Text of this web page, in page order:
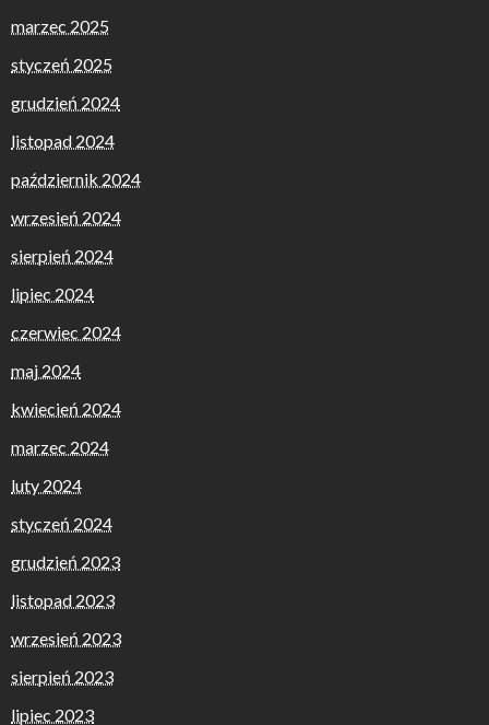
marzec 2025
styczeń 2025
grudzień 2024
listopad 2024
październik 2024
wrzesień 2024
sierpień 2024
lipiec 2024
czerwiec 2024
maj 2024
kwiecień 2024
marzec 2024
luty 2024
styczeń 2024
grudzień 2023
listopad 2023
wrzesień 2023
sierpień 2023
lipiec 2023